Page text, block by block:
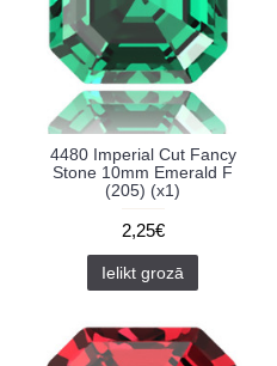
4480 Imperial Cut Fancy
Stone 10mm Emerald F
(205) (x1)
2,25€
Ielikt grozā